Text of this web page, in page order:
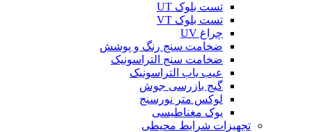
تست بلوک UT
تست بلوک VT
چراغ UV
ضخامت سنج رنگ و پوشش
ضخامت سنج التراسونیک
عیب یاب التراسونیک
گیج بازرسی جوش
لوکس متر نورسنج
یوک مغناطیسی
تجهیزات شرایط محیطی